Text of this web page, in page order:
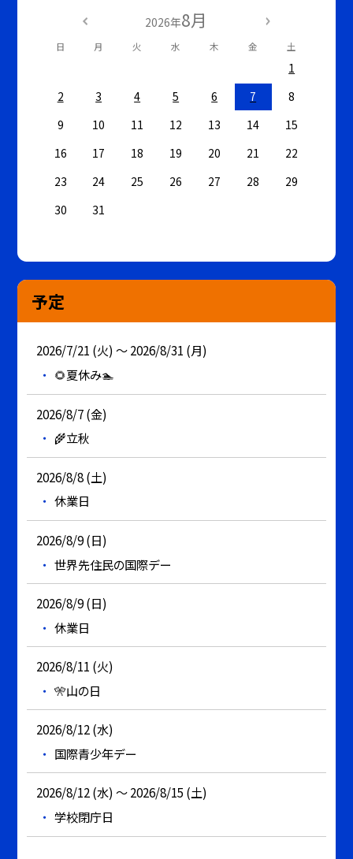
2026年8月
日 月 火 水 木 金 土
1
2
3 4 5 6 7
8
9
10 11 12 13 14
15
16
17 18 19 20 21
22
23
24 25 26 27 28
29
30
31
予定
2026/7/21 (火) ～ 2026/8/31 (月)
🌻夏休み🏊
2026/8/7 (金)
🌾立秋
2026/8/8 (土)
休業日
2026/8/9 (日)
世界先住民の国際デー
2026/8/9 (日)
休業日
2026/8/11 (火)
🎌山の日
2026/8/12 (水)
国際青少年デー
2026/8/12 (水) ～ 2026/8/15 (土)
学校閉庁日